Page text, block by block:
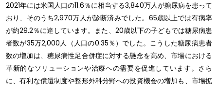
2021年には米国人口の11.6％に相当する3,840万人が糖尿病を患って
おり、そのうち2,970万人が診断済みでした。65歳以上では有病率
が約29.2％に達しています。また、20歳以下の子どもでは糖尿病患
者数が35万2,000人（人口の0.35％）でした。こうした糖尿病患者
数の増加は、糖尿病性足合併症に対する懸念を高め、市場における
革新的なソリューションや治療への需要を促進しています。さら
に、有利な償還制度や整形外科分野への投資機会の増加も、市場拡